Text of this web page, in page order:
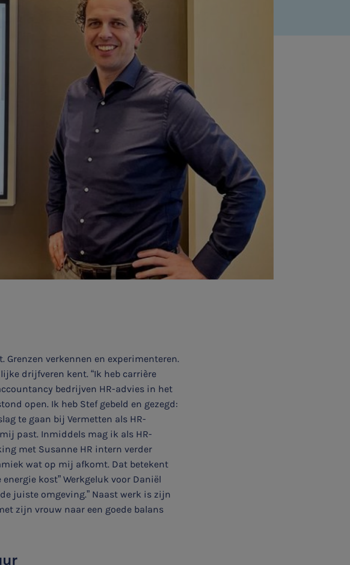
verkennen en experimenteren.
drijfveren kent. “Ik heb carrière
bedrijven HR-advies in het
open. Ik heb Stef gebeld en gezegd:
te gaan bij Vermetten als HR-
past. Inmiddels mag ik als HR-
met Susanne HR intern verder
wat op mij afkomt. Dat betekent
kost” Werkgeluk voor Daniël
juiste omgeving.” Naast werk is zijn
zijn vrouw naar een goede balans